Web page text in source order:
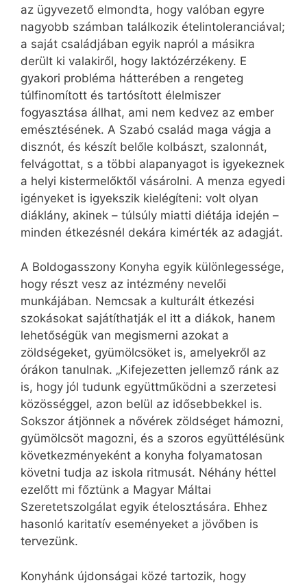
az ügyvezető elmondta, hogy valóban egyre
nagyobb számban találkozik ételintoleranciával;
a saját családjában egyik napról a másikra
derült ki valakiről, hogy laktózérzékeny. E
gyakori probléma hátterében a rengeteg
túlfinomított és tartósított élelmiszer
fogyasztása állhat, ami nem kedvez az ember
emésztésének. A Szabó család maga vágja a
disznót, és készít belőle kolbászt, szalonnát,
felvágottat, s a többi alapanyagot is igyekeznek
a helyi kistermelőktől vásárolni. A menza egyedi
igényeket is igyekszik kielégíteni: volt olyan
diáklány, akinek – túlsúly miatti diétája idején –
minden étkezésnél dekára kimérték az adagját.
A Boldogasszony Konyha egyik különlegessége,
hogy részt vesz az intézmény nevelői
munkájában. Nemcsak a kulturált étkezési
szokásokat sajátíthatják el itt a diákok, hanem
lehetőségük van megismerni azokat a
zöldségeket, gyümölcsöket is, amelyekről az
órákon tanulnak. „Kifejezetten jellemző ránk az
is, hogy jól tudunk együtt­működni a szerzetesi
közösséggel, azon belül az idősebbekkel is.
Sokszor átjönnek a nővérek zöldséget hámozni,
gyümölcsöt magozni, és a szoros együttélésünk
következményeként a konyha folyamatosan
követni tudja az iskola ritmusát. Néhány héttel
ezelőtt mi főztünk a Magyar Máltai
Szeretetszolgálat egyik ételosztására. Ehhez
hasonló karitatív eseményeket a jövőben is
tervezünk.
Konyhánk újdonságai közé tartozik, hogy